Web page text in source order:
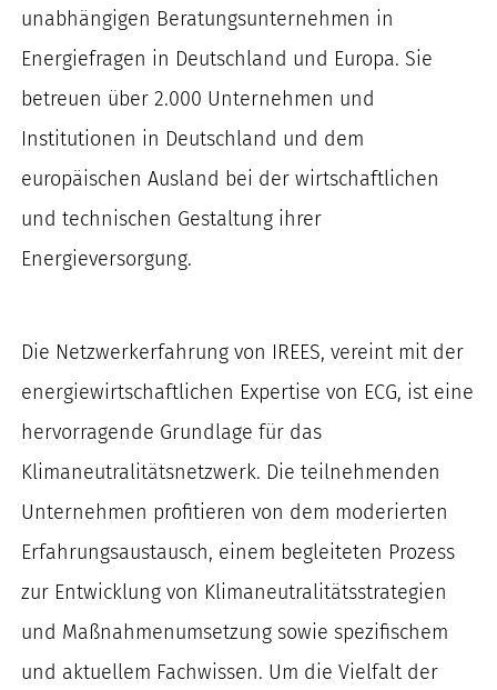
unabhängigen Beratungsunternehmen in
Energiefragen in Deutschland und Europa. Sie
betreuen über 2.000 Unternehmen und
Institutionen in Deutschland und dem
europäischen Ausland bei der wirtschaftlichen
und technischen Gestaltung ihrer
Energieversorgung.
Die Netzwerkerfahrung von IREES, vereint mit der
energiewirtschaftlichen Expertise von ECG, ist eine
hervorragende Grundlage für das
Klimaneutralitätsnetzwerk. Die teilnehmenden
Unternehmen profitieren von dem moderierten
Erfahrungsaustausch, einem begleiteten Prozess
zur Entwicklung von Klimaneutralitätsstrategien
und Maßnahmenumsetzung sowie spezifischem
und aktuellem Fachwissen. Um die Vielfalt der